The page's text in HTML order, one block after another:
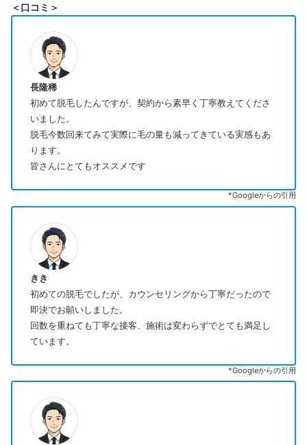
＜口コミ＞
長隆稀
初めて脱毛したんですが、契約から素早く丁寧教えてくださ
いました。
脱毛今数回来てみて実際に毛の量も減ってきている実感もあ
ります。
皆さんにとてもオススメです
*Googleからの引用
きき
初めての脱毛でしたが、カウンセリングから丁寧だったので
即決でお願いしました。
回数を重ねても丁寧な接客、施術は変わらずでとても満足し
ています。
*Googleからの引用